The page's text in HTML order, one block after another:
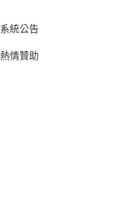
系統公告
熱情贊助